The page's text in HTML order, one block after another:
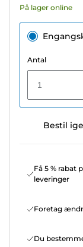
På lager online
Antal
1
Bestil
Få 5 % rabat
leveringer
Foretag
Du